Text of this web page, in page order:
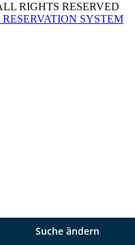
Suche ändern
RIGHTS RESERVED
SYSTEM